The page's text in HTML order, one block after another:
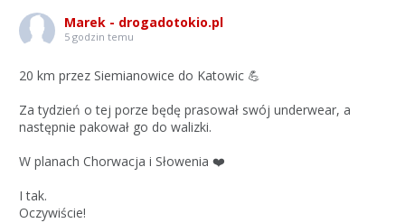
Marek - drogadotokio.pl
5 godzin temu
20 km przez Siemianowice do Katowic 💪
Za tydzień o tej porze będę prasował swój underwear, a
następnie pakował go do walizki.
W planach Chorwacja i Słowenia ❤️
I tak.
Oczywiście!